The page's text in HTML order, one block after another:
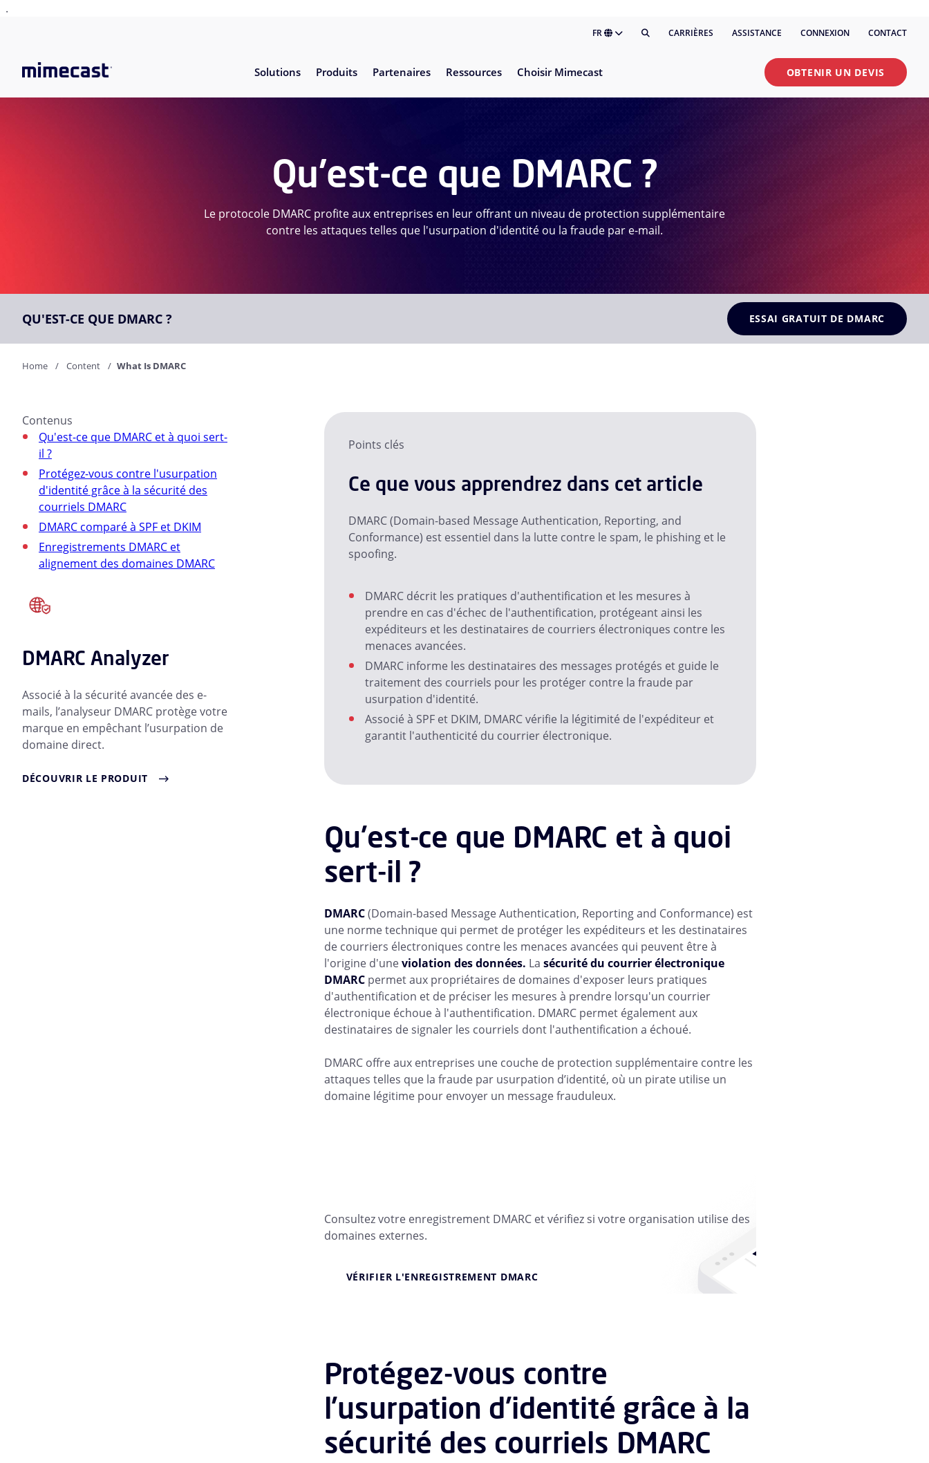
.
FR CARRIÈRES ASSISTANCE CONNEXION CONTACT
Solutions Produits Partenaires Ressources Choisir Mimecast OBTENIR UN DEVIS
Qu'est-ce que DMARC ?
Le protocole DMARC profite aux entreprises en leur offrant un niveau de protection supplémentaire
contre les attaques telles que l'usurpation d'identité ou la fraude par e-mail.
QU'EST-CE QUE DMARC ? ESSAI GRATUIT DE DMARC
Home Content What Is DMARC
Contenus
Qu'est-ce que DMARC et à quoi sert-
il ?
Protégez-vous contre l'usurpation
d'identité grâce à la sécurité des
courriels DMARC
DMARC comparé à SPF et DKIM
Enregistrements DMARC et
alignement des domaines DMARC
DMARC Analyzer
Associé à la sécurité avancée des e-
mails, l’analyseur DMARC protège votre
marque en empêchant l’usurpation de
domaine direct.
DÉCOUVRIR LE PRODUIT
Points clés
Ce que vous apprendrez dans cet article
DMARC (Domain-based Message Authentication, Reporting, and
Conformance) est essentiel dans la lutte contre le spam, le phishing et le
spoofing.
DMARC décrit les pratiques d'authentification et les mesures à
prendre en cas d'échec de l'authentification, protégeant ainsi les
expéditeurs et les destinataires de courriers électroniques contre les
menaces avancées.
DMARC informe les destinataires des messages protégés et guide le
traitement des courriels pour les protéger contre la fraude par
usurpation d'identité.
Associé à SPF et DKIM, DMARC vérifie la légitimité de l'expéditeur et
garantit l'authenticité du courrier électronique.
Qu'est-ce que DMARC et à quoi
sert-il ?
DMARC(Domain-based Message Authentication, Reporting and Conformance) est
une norme technique qui permet de protéger les expéditeurs et les destinataires
de courriers électroniques contre les menaces avancées qui peuvent être à
l'origine d'uneviolation des données. La sécurité du courrier électronique
DMARCpermet aux propriétaires de domaines d'exposer leurs pratiques
d'authentification et de préciser les mesures à prendre lorsqu'un courrier
électronique échoue à l'authentification. DMARC permet également aux
destinataires de signaler les courriels dont l'authentification a échoué.
DMARC offre aux entreprises une couche de protection supplémentaire contre les
attaques telles que la fraude par usurpation d’identité, où un pirate utilise un
domaine légitime pour envoyer un message frauduleux.
Consultez votre enregistrement DMARC et vérifiez si votre organisation utilise des
domaines externes.
VÉRIFIER L'ENREGISTREMENT DMARC
Protégez-vous contre
l'usurpation d'identité grâce à la
sécurité des courriels DMARC